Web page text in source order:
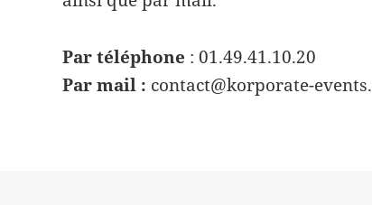
Par téléphone : 01.49.41.10.20
Par mail : contact@korporate-